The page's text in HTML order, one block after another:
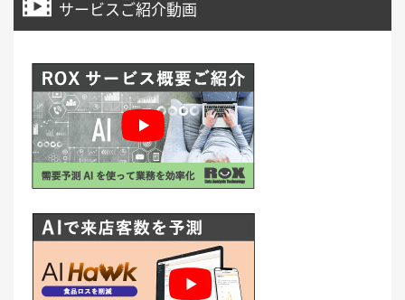
サービスご紹介動画